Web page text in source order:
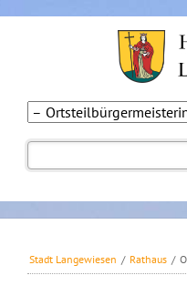
Stadt Langewiesen / Rathaus /